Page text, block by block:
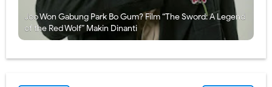
Joo Won Gabung Park Bo Gum? Film “The Sword: A Legend
of the Red Wolf” Makin Dinanti